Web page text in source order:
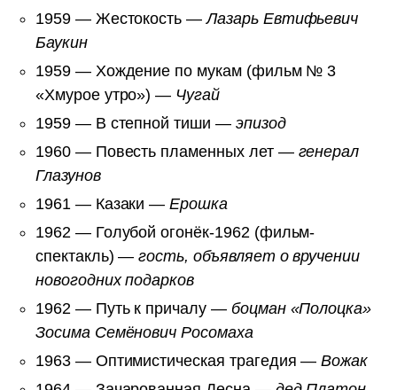
1959 — Жестокость —Лазарь Евтифьевич
Баукин
1959 — Хождение по мукам (фильм № 3
«Хмурое утро») — Чугай
1959 — В степной тиши — эпизод
1960 — Повесть пламенных лет — генерал
Глазунов
1961 — Казаки —Ерошка
1962 — Голубой огонёк-1962 (фильм-
спектакль) —гость, объявляет о вручении
новогодних подарков
1962 — Путь к причалу — боцман «Полоцка»
Зосима Семёнович Росомаха
1963 — Оптимистическая трагедия —Вожак